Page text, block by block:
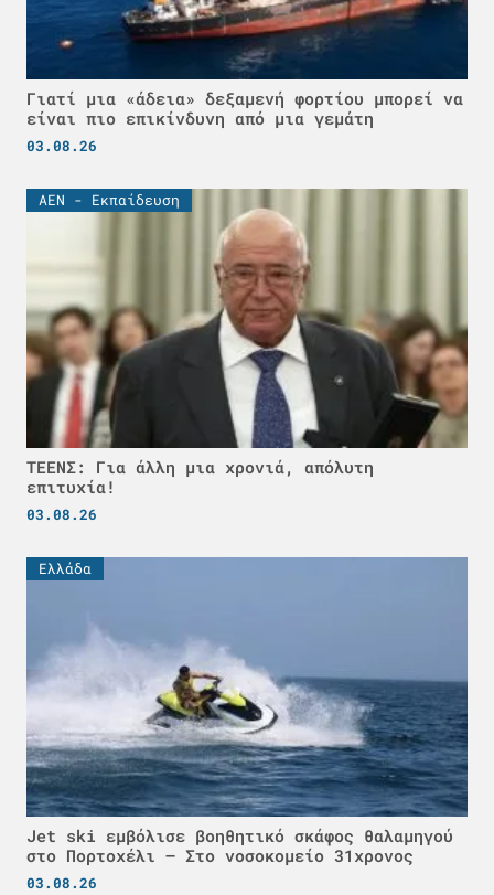
Γιατί μια «άδεια» δεξαμενή φορτίου μπορεί να
είναι πιο επικίνδυνη από μια γεμάτη
03.08.26
ΑΕΝ - Εκπαίδευση
ΤΕΕΝΣ: Για άλλη μια χρονιά, απόλυτη
επιτυχία!
03.08.26
Ελλάδα
Jet ski εμβόλισε βοηθητικό σκάφος θαλαμηγού
στο Πορτοχέλι – Στο νοσοκομείο 31χρονος
03.08.26